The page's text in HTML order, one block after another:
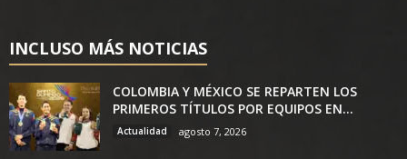
INCLUSO MÁS NOTICIAS
COLOMBIA Y MÉXICO SE REPARTEN LOS
PRIMEROS TÍTULOS POR EQUIPOS EN...
Actualidad agosto 7, 2026